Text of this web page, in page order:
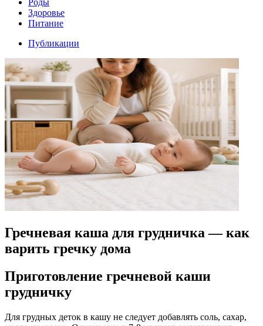
Роды
Здоровье
Питание
Публикации
Гречневая каша для грудничка — как
варить гречку дома
Приготовление гречневой каши
грудничку
Для грудных деток в кашу не следует добавлять соль, сахар,